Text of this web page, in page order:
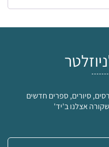
סיורים, ספרים חדשים
אצלנו ב'יד'